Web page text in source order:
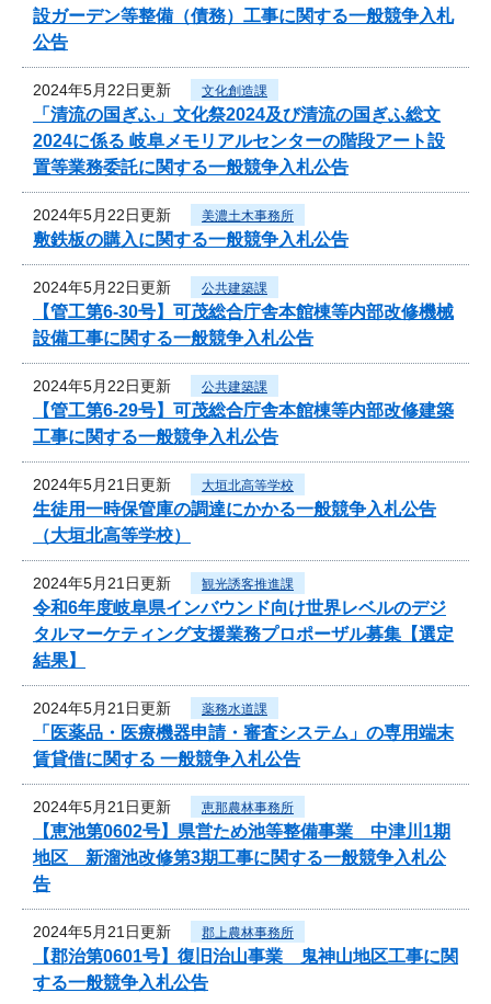
設ガーデン等整備（債務）工事に関する一般競争入札
公告
2024年5月22日更新 文化創造課
「清流の国ぎふ」文化祭2024及び清流の国ぎふ総文
2024に係る 岐阜メモリアルセンターの階段アート設
置等業務委託に関する一般競争入札公告
2024年5月22日更新 美濃土木事務所
敷鉄板の購入に関する一般競争入札公告
2024年5月22日更新 公共建築課
【管工第6-30号】可茂総合庁舎本館棟等内部改修機械
設備工事に関する一般競争入札公告
2024年5月22日更新 公共建築課
【管工第6-29号】可茂総合庁舎本館棟等内部改修建築
工事に関する一般競争入札公告
2024年5月21日更新 大垣北高等学校
生徒用一時保管庫の調達にかかる一般競争入札公告
（大垣北高等学校）
2024年5月21日更新 観光誘客推進課
令和6年度岐阜県インバウンド向け世界レベルのデジ
タルマーケティング支援業務プロポーザル募集【選定
結果】
2024年5月21日更新 薬務水道課
「医薬品・医療機器申請・審査システム」の専用端末
賃貸借に関する 一般競争入札公告
2024年5月21日更新 恵那農林事務所
【恵池第0602号】県営ため池等整備事業 中津川1期
地区 新溜池改修第3期工事に関する一般競争入札公
告
2024年5月21日更新 郡上農林事務所
【郡治第0601号】復旧治山事業 鬼神山地区工事に関
する一般競争入札公告